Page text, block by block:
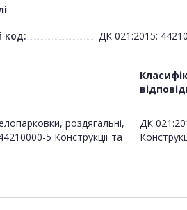
код:
ДК 021:2015:
роздягальні,
5 Конструкції та
ДК